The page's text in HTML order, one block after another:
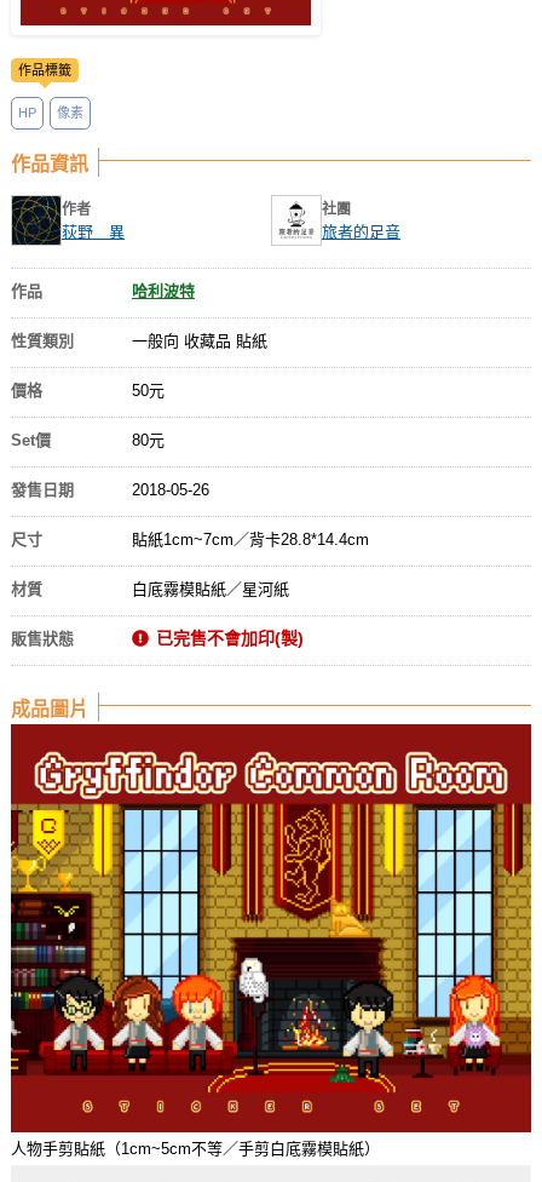
作品標籤
HP 像素
作品資訊
作者
荻野 異
社團
旅者的足音
作品 哈利波特
性質類別 一般向 收藏品 貼紙
價格 50元
Set價 80元
發售日期 2018-05-26
尺寸 貼紙1cm~7cm／背卡28.8*14.4cm
材質 白底霧模貼紙／星河紙
販售狀態 已完售不會加印(製)
成品圖片
人物手剪貼紙（1cm~5cm不等／手剪白底霧模貼紙）